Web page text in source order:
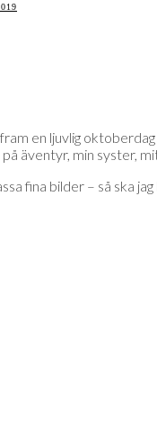
en ljuvlig
på äventyr, min syster,
fina bilder – så ska